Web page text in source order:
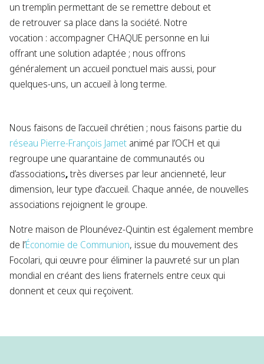
un tremplin permettant de se remettre debout et
de retrouver sa place dans la société. Notre
vocation : accompagner CHAQUE personne en lui
offrant une solution adaptée ; nous offrons
généralement un accueil ponctuel mais aussi, pour
quelques-uns, un accueil à long terme.
Nous faisons de l’accueil chrétien ; nous faisons partie du
réseau Pierre-François Jamet animé par l’OCH et qui
regroupe une quarantaine de communautés ou
d’associations,très diverses par leur ancienneté, leur
dimension, leur type d’accueil. Chaque année, de nouvelles
associations rejoignent le groupe.
Notre maison de Plounévez-Quintin est également membre
de l’Économie de Communion, issue du mouvement des
Focolari, qui œuvre pour éliminer la pauvreté sur un plan
mondial en créant des liens fraternels entre ceux qui
donnent et ceux qui reçoivent.